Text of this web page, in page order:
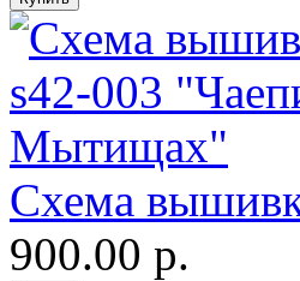
Схема
900.00 р.